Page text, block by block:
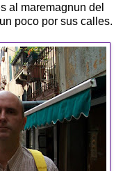
al maremagnun del
poco por sus calles.